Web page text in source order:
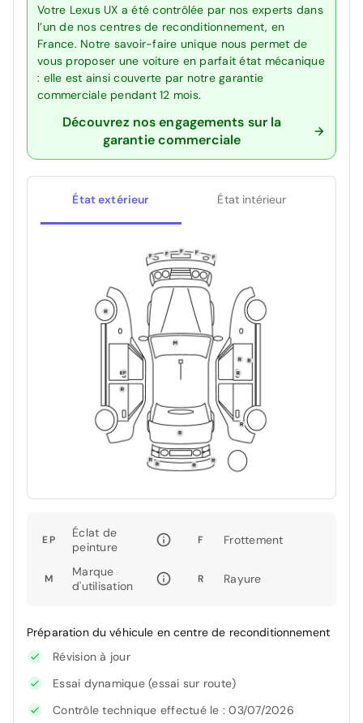
Votre Lexus UX a été contrôlée par nos experts dans
l’un de nos centres de reconditionnement, en
France. Notre savoir-faire unique nous permet de
vous proposer une voiture en parfait état mécanique
: elle est ainsi couverte par notre garantie
commerciale pendant 12 mois.
Découvrez nos engagements sur la
garantie commerciale
État extérieur État intérieur
EP
Éclat de
peinture
F Frottement
M
Marque
d'utilisation
R Rayure
Préparation du véhicule en centre de reconditionnement
Révision à jour
Essai dynamique (essai sur route)
Contrôle technique effectué le : 03/07/2026